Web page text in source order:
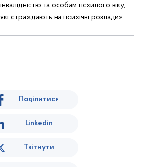
інвалідністю та особам похилого віку,
які страждають на психічні розлади»
Поділитися
Linkedin
Твітнути